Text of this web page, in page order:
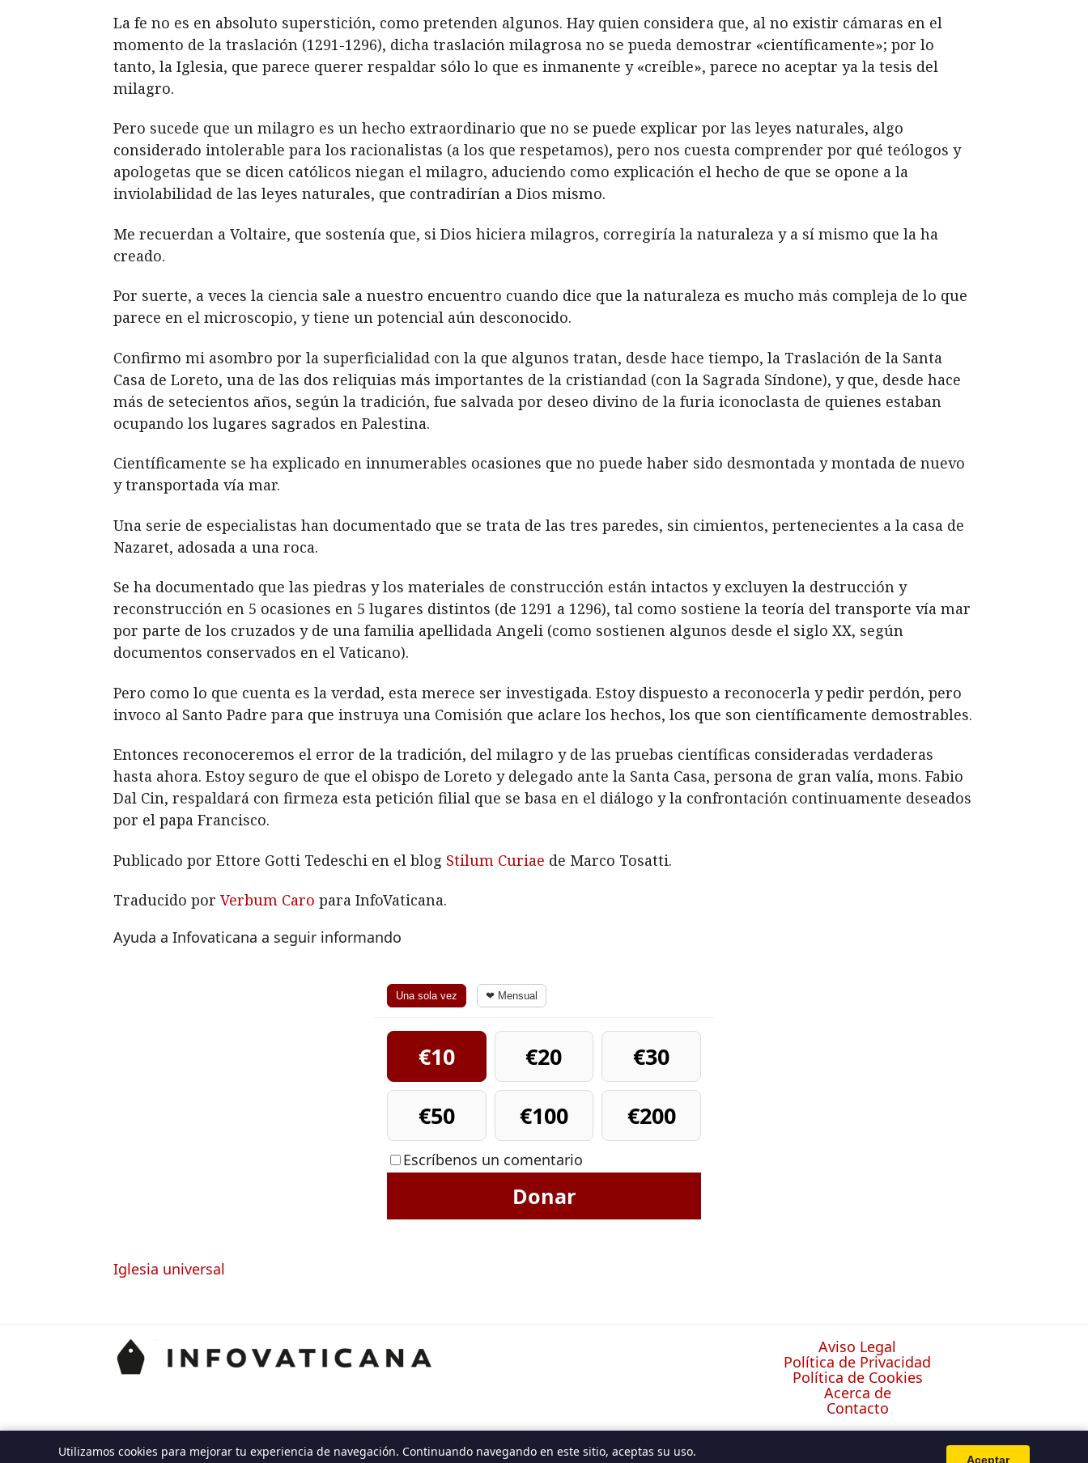
La fe no es en absoluto superstición, como pretenden algunos. Hay quien considera que, al no existir cámaras en el
momento de la traslación (1291-1296), dicha traslación milagrosa no se pueda demostrar «científicamente»; por lo
tanto, la Iglesia, que parece querer respaldar sólo lo que es inmanente y «creíble», parece no aceptar ya la tesis del
milagro.
Pero sucede que un milagro es un hecho extraordinario que no se puede explicar por las leyes naturales, algo
considerado intolerable para los racionalistas (a los que respetamos), pero nos cuesta comprender por qué teólogos y
apologetas que se dicen católicos niegan el milagro, aduciendo como explicación el hecho de que se opone a la
inviolabilidad de las leyes naturales, que contradirían a Dios mismo.
Me recuerdan a Voltaire, que sostenía que, si Dios hiciera milagros, corregiría la naturaleza y a sí mismo que la ha
creado.
Por suerte, a veces la ciencia sale a nuestro encuentro cuando dice que la naturaleza es mucho más compleja de lo que
parece en el microscopio, y tiene un potencial aún desconocido.
Confirmo mi asombro por la superficialidad con la que algunos tratan, desde hace tiempo, la Traslación de la Santa
Casa de Loreto, una de las dos reliquias más importantes de la cristiandad (con la Sagrada Síndone), y que, desde hace
más de setecientos años, según la tradición, fue salvada por deseo divino de la furia iconoclasta de quienes estaban
ocupando los lugares sagrados en Palestina.
Científicamente se ha explicado en innumerables ocasiones que no puede haber sido desmontada y montada de nuevo
y transportada vía mar.
Una serie de especialistas han documentado que se trata de las tres paredes, sin cimientos, pertenecientes a la casa de
Nazaret, adosada a una roca.
Se ha documentado que las piedras y los materiales de construcción están intactos y excluyen la destrucción y
reconstrucción en 5 ocasiones en 5 lugares distintos (de 1291 a 1296), tal como sostiene la teoría del transporte vía mar
por parte de los cruzados y de una familia apellidada Angeli (como sostienen algunos desde el siglo XX, según
documentos conservados en el Vaticano).
Pero como lo que cuenta es la verdad, esta merece ser investigada. Estoy dispuesto a reconocerla y pedir perdón, pero
invoco al Santo Padre para que instruya una Comisión que aclare los hechos, los que son científicamente demostrables.
Entonces reconoceremos el error de la tradición, del milagro y de las pruebas científicas consideradas verdaderas
hasta ahora. Estoy seguro de que el obispo de Loreto y delegado ante la Santa Casa, persona de gran valía, mons. Fabio
Dal Cin, respaldará con firmeza esta petición filial que se basa en el diálogo y la confrontación continuamente deseados
por el papa Francisco.
Publicado por Ettore Gotti Tedeschi en el blog Stilum Curiae de Marco Tosatti.
Traducido por Verbum Caro para InfoVaticana.
Ayuda a Infovaticana a seguir informando
Una sola vez ❤ Mensual
€10 €20
€30
€50
€100 €200
Escríbenos un comentario
Donar
Iglesia universal
Aviso Legal
Política de Privacidad
Política de Cookies
Acerca de
Contacto
Utilizamos cookies para mejorar tu experiencia de navegación. Continuando navegando en este sitio, aceptas su uso.
Aceptar